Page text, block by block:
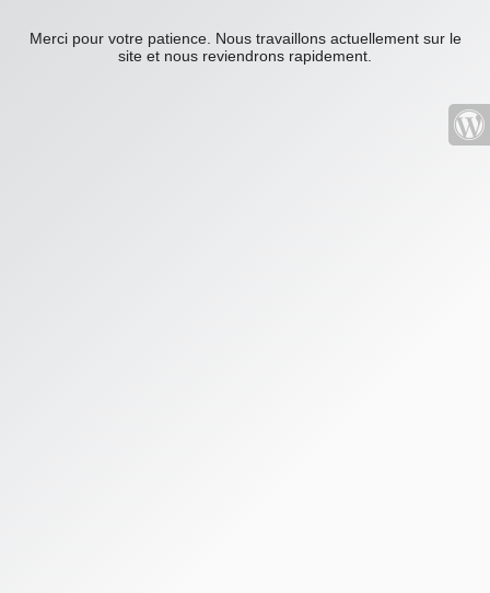
Merci pour votre patience. Nous travaillons actuellement sur le
site et nous reviendrons rapidement.